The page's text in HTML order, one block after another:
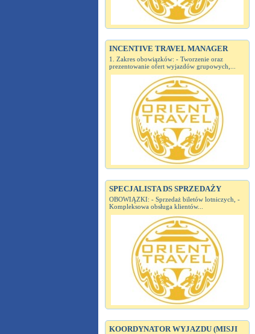
INCENTIVE TRAVEL MANAGER
1. Zakres obowiązków: - Tworzenie oraz
prezentowanie ofert wyjazdów grupowych,...
SPECJALISTA DS SPRZEDAŻY
OBOWIĄZKI: - Sprzedaż biletów lotniczych, -
Kompleksowa obsługa klientów...
KOORDYNATOR WYJAZDU (MISJI